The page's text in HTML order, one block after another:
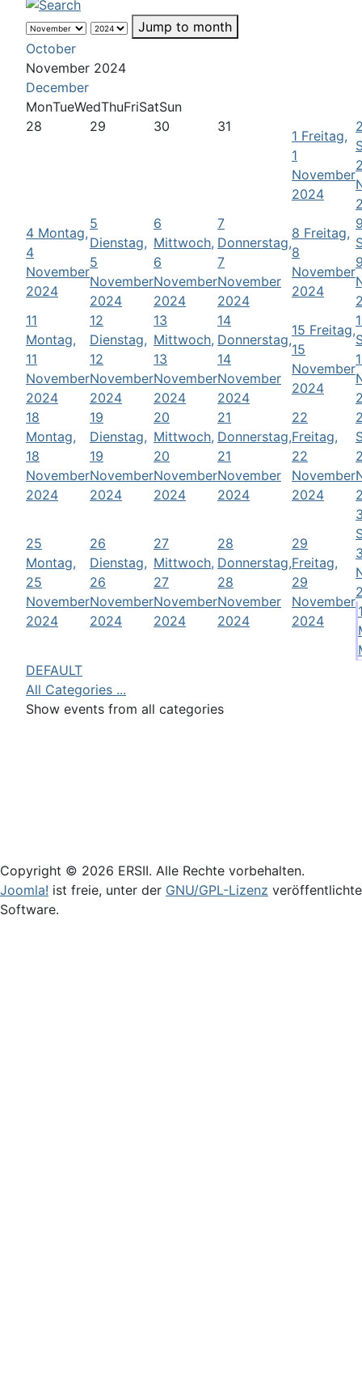
Jump to month
October
November 2024
December
MonTueWedThuFriSatSun
28
29 30 31
1 Freitag,
1
November
2024
4 Montag,
4
November
2024
5
Dienstag,
5
November
2024
6
Mittwoch,
6
November
2024
7
Donnerstag,
7
November
2024
8 Freitag,
8
November
2024
11
Montag,
11
November
2024
12
Dienstag,
12
November
2024
13
Mittwoch,
13
November
2024
14
Donnerstag,
14
November
2024
15 Freitag,
15
November
2024
18
Montag,
18
November
2024
19
Dienstag,
19
November
2024
20
Mittwoch,
20
November
2024
21
Donnerstag,
21
November
2024
22
Freitag,
22
November
2024
25
Montag,
25
November
2024
26
Dienstag,
26
November
2024
27
Mittwoch,
27
November
2024
28
Donnerstag,
28
November
2024
29
Freitag,
29
November
2024
DEFAULT
All Categories ...
Show events from all categories
Copyright © 2026 ERSII. Alle Rechte vorbehalten.
Joomla! ist freie, unter der GNU/GPL-Lizenz veröffentlichte
Software.